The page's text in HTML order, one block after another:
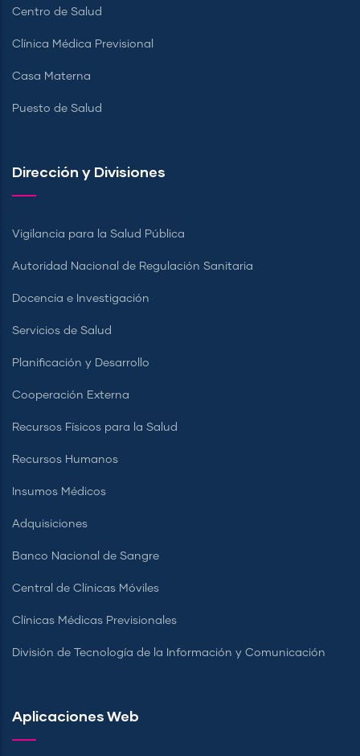
Centro de Salud
Clínica Médica Previsional
Casa Materna
Puesto de Salud
Dirección y Divisiones
Vigilancia para la Salud Pública
Autoridad Nacional de Regulación Sanitaria
Docencia e Investigación
Servicios de Salud
Planificación y Desarrollo
Cooperación Externa
Recursos Físicos para la Salud
Recursos Humanos
Insumos Médicos
Adquisiciones
Banco Nacional de Sangre
Central de Clínicas Móviles
Clínicas Médicas Previsionales
División de Tecnología de la Información y Comunicación
Aplicaciones Web